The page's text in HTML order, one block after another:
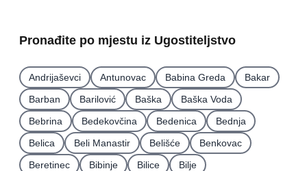
Pronađite po mjestu iz Ugostiteljstvo
Andrijaševci Antunovac Babina Greda
Bakar
Barban
Barilović Baška
Baška Voda
Bebrina
Bedekovčina Bedenica
Bednja
Belica
Beli Manastir Belišće
Benkovac
Beretinec
Bibinje Bilice
Bilje